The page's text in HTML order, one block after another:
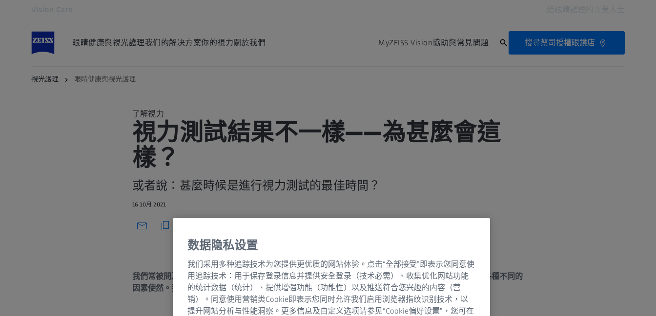
眼睛健康與視光護理我们的解决方案你的視力關於我們 MyZEISS Vision協助與常見問題 搜尋蔡司授權眼鏡店
視光護理 眼睛健康與視光護理
了解視力
視力測試結果不一樣——為甚麼會這
樣？
或者說：甚麼時候是進行視力測試的最佳時間？
16 10月 2021
我們常被問及為甚麼視力測試結果會不一樣，即使兩次測試是連續進行。主觀驗光的結果不同，可能是各種不同的
因素使然。我們會告訴你究竟是哪些因素造成，以及您該怎麼做，才能確保得到最佳視力測試結果。
数据隐私设置
我们采用多种追踪技术为您提供更优质的网站体验。点击“全部接受”即表示您同意使
用追踪技术：用于保存登录信息并提供安全登录（技术必需）、收集优化网站功能
的统计数据（统计）、提供增强功能（功能性）以及推送符合您兴趣的内容（营
销）。同意使用营销类Cookie即表示您同时允许我们启用浏览器指纹识别技术，以
提升网站分析与性能洞察。更多信息及自定义选项请参见“Cookie偏好设置”，您可在